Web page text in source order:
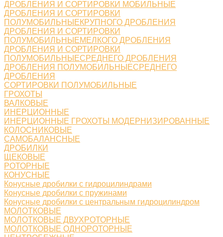
ДРОБЛЕНИЯ И СОРТИРОВКИ МОБИЛЬНЫЕ
ДРОБЛЕНИЯ И СОРТИРОВКИ
ПОЛУМОБИЛЬНЫЕКРУПНОГО ДРОБЛЕНИЯ
ДРОБЛЕНИЯ И СОРТИРОВКИ
ПОЛУМОБИЛЬНЫЕМЕЛКОГО ДРОБЛЕНИЯ
ДРОБЛЕНИЯ И СОРТИРОВКИ
ПОЛУМОБИЛЬНЫЕСРЕДНЕГО ДРОБЛЕНИЯ
ДРОБЛЕНИЯ ПОЛУМОБИЛЬНЫЕСРЕДНЕГО
ДРОБЛЕНИЯ
СОРТИРОВКИ ПОЛУМОБИЛЬНЫЕ
ГРОХОТЫ
ВАЛКОВЫЕ
ИНЕРЦИОННЫЕ
ИНЕРЦИОННЫЕ ГРОХОТЫ МОДЕРНИЗИРОВАННЫЕ
КОЛОСНИКОВЫЕ
САМОБАЛАНСНЫЕ
ДРОБИЛКИ
ЩЕКОВЫЕ
РОТОРНЫЕ
КОНУСНЫЕ
Конусные дробилки с гидроцилиндрами
Конусные дробилки с пружинами
Конусные дробилки с центральным гидроцилиндром
МОЛОТКОВЫЕ
МОЛОТКОВЫЕ ДВУХРОТОРНЫЕ
МОЛОТКОВЫЕ ОДНОРОТОРНЫЕ